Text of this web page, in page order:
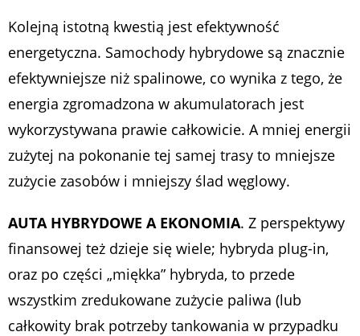
Kolejną istotną kwestią jest efektywność
energetyczna. Samochody hybrydowe są znacznie
efektywniejsze niż spalinowe, co wynika z tego, że
energia zgromadzona w akumulatorach jest
wykorzystywana prawie całkowicie. A mniej energii
zużytej na pokonanie tej samej trasy to mniejsze
zużycie zasobów i mniejszy ślad węglowy.
AUTA HYBRYDOWE A EKONOMIA. Z perspektywy
finansowej też dzieje się wiele; hybryda plug-in,
oraz po części „miękka” hybryda, to przede
wszystkim zredukowane zużycie paliwa (lub
całkowity brak potrzeby tankowania w przypadku